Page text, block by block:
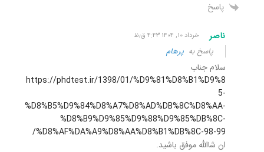
پاسخ
ناصر خرداد ۱۰, ۱۴۰۴ ۴:۴۳ ق٫ظ
پاسخ به پرهام
سلام جناب
https://phdtest.ir/1398/01/%D9%81%D8%B1%D9%8
5-
%D8%B5%D9%84%D8%A7%D8%AD%DB%8C%D8%AA-
%D8%B9%D9%85%D9%88%D9%85%DB%8C-
%D8%AF%DA%A9%D8%AA%D8%B1%DB%8C-98-99/
ان شاالله موفق باشید.